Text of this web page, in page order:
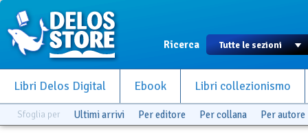
Ricerca
Libri Delos Digital Ebook Libri collezionismo
Sfoglia per Ultimi arrivi Per editore Per collana Per autore